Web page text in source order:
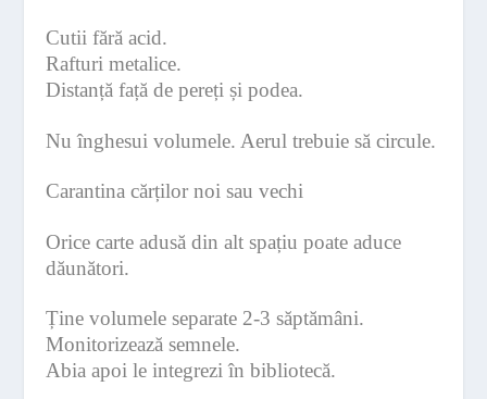
Cutii fără acid.
Rafturi metalice.
Distanță față de pereți și podea.
Nu înghesui volumele. Aerul trebuie să circule.
Carantina cărților noi sau vechi
Orice carte adusă din alt spațiu poate aduce
dăunători.
Ține volumele separate 2-3 săptămâni.
Monitorizează semnele.
Abia apoi le integrezi în bibliotecă.